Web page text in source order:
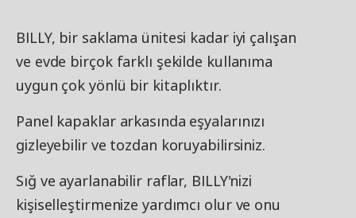
BILLY, bir saklama ünitesi kadar iyi çalışan
ve evde birçok farklı şekilde kullanıma
uygun çok yönlü bir kitaplıktır.
Panel kapaklar arkasında eşyalarınızı
gizleyebilir ve tozdan koruyabilirsiniz.
Sığ ve ayarlanabilir raflar, BILLY'nizi
kişiselleştirmenize yardımcı olur ve onu